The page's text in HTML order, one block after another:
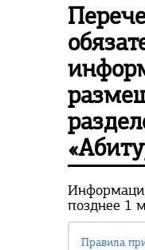
позднее 1
Правила